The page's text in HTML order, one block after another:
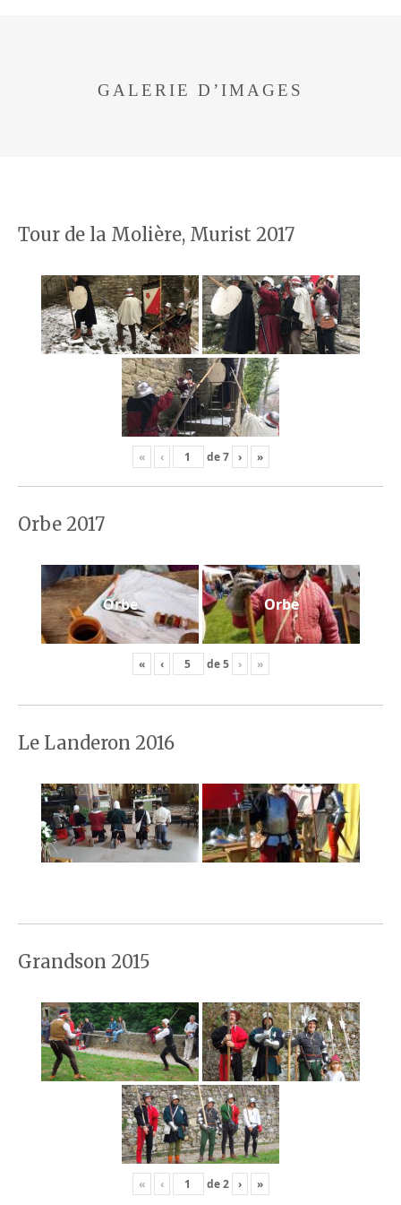
GALERIE D’IMAGES
Tour de la Molière, Murist 2017
« ‹ de7 › »
Orbe 2017
Orbe Orbe
« ‹ de5 › »
Le Landeron 2016
Grandson 2015
« ‹ de2 › »